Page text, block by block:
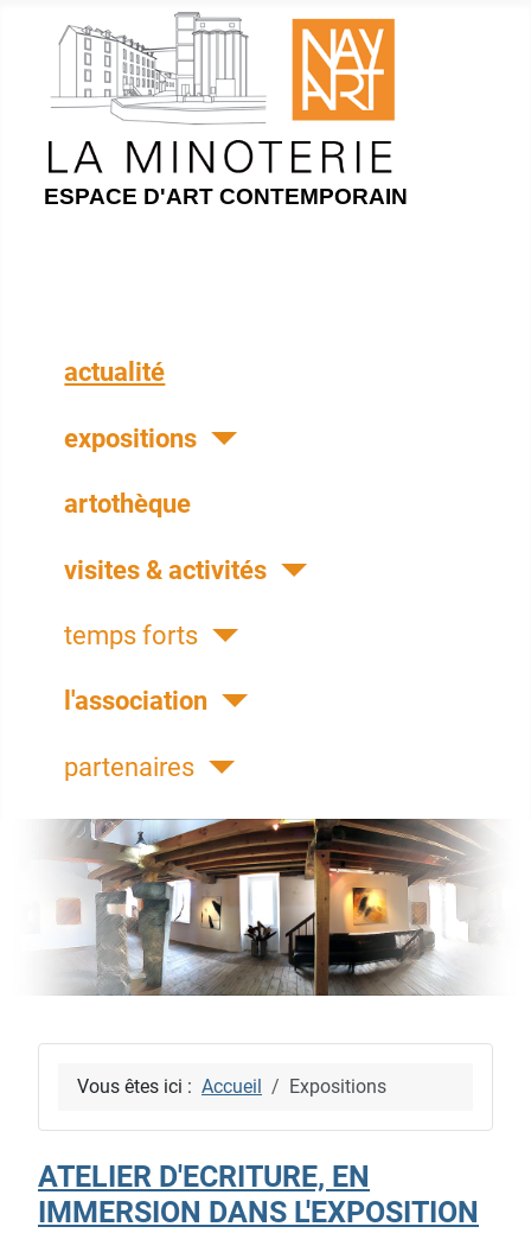
ESPACE D'ART CONTEMPORAIN
actualité
expositions
artothèque
visites & activités
temps forts
l'association
partenaires
Vous êtes ici : Accueil Expositions
ATELIER D'ECRITURE, EN
IMMERSION DANS L'EXPOSITION